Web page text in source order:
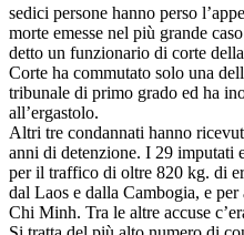
sedici persone hanno perso
morte emesse nel più grande
detto un funzionario di corte
Corte ha commutato solo una
tribunale di primo grado ed ha
all’ergastolo.
Altri tre condannati hanno
anni di detenzione. I 29 imputati
per il traffico di oltre 820 kg. di
dal Laos e dalla Cambogia, e
Chi Minh. Tra le altre accuse